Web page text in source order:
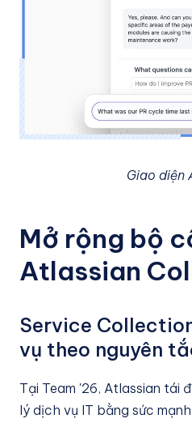
Giao diện
Mở rộng bộ
Atlassian
Service
vụ theo nguyên
Tại Team '26, Atlassian tái
lý dịch vụ IT bằng sức